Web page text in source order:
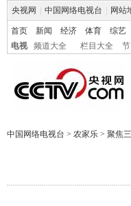
央视网 中国网络电视台 网站
首页 新闻 经济 体育 综艺
电视
频道大全 栏目大全
中国网络电视台 > 农家乐 > 聚焦